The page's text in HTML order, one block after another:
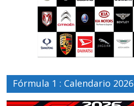
Fórmula 1 : Calendario 2026